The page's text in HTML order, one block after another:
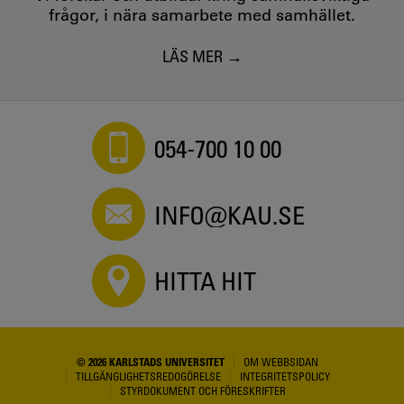
frågor, i nära samarbete med samhället.
LÄS MER
054-700 10 00
INFO@KAU.SE
HITTA HIT
© 2026 KARLSTADS UNIVERSITET
OM WEBBSIDAN
TILLGÄNGLIGHETSREDOGÖRELSE
INTEGRITETSPOLICY
STYRDOKUMENT OCH FÖRESKRIFTER